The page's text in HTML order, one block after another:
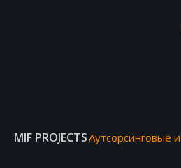
MIF PROJECTSАутсорсинговые